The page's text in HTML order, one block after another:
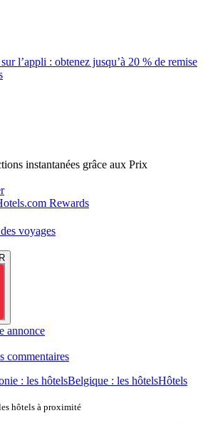
l’appli : obtenez jusqu’à 20 % de remise
instantanées grâce aux Prix
Rewards
voyages
annonce
commentaires
: les hôtelsBelgique : les hôtelsHôtels
hôtels à proximité